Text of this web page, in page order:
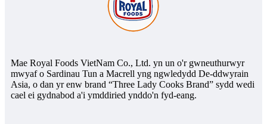
Mae Royal Foods VietNam Co., Ltd. yn un o'r gwneuthurwyr
mwyaf o Sardinau Tun a Macrell yng ngwledydd De-ddwyrain
Asia, o dan yr enw brand “Three Lady Cooks Brand” sydd wedi
cael ei gydnabod a'i ymddiried ynddo'n fyd-eang.